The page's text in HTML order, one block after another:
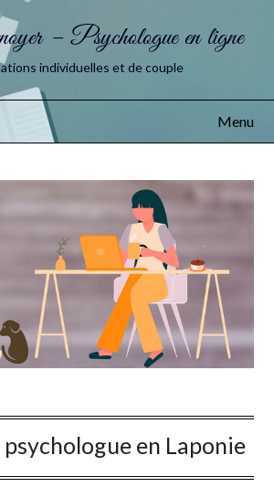
– Psychologue en ligne
individuelles et de couple
Menu
psychologue en Laponie